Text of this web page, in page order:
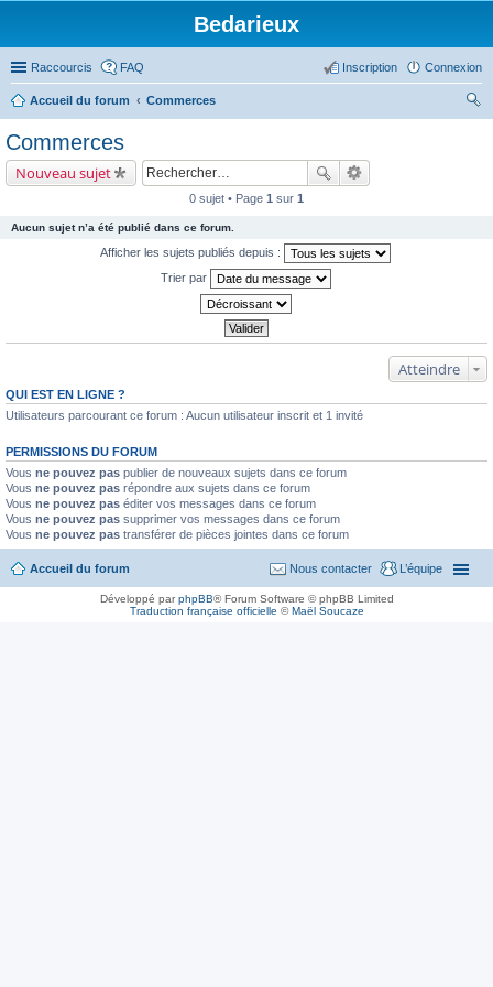
Bedarieux
Raccourcis FAQ Connexion
Inscription
Accueil du forum
Commerces
Commerces
Nouveau sujet
0 sujet • Page 1 sur 1
Aucun sujet n’a été publié dans ce forum.
Afficher les sujets publiés depuis :
Trier par
Atteindre
QUI EST EN LIGNE ?
Utilisateurs parcourant ce forum : Aucun utilisateur inscrit et 1 invité
PERMISSIONS DU FORUM
Vous ne pouvez pas publier de nouveaux sujets dans ce forum
Vous ne pouvez pas répondre aux sujets dans ce forum
Vous ne pouvez pas éditer vos messages dans ce forum
Vous ne pouvez pas supprimer vos messages dans ce forum
Vous ne pouvez pas transférer de pièces jointes dans ce forum
Accueil du forum L’équipe
Nous contacter
Développé parphpBB® Forum Software © phpBB Limited
Traduction française officielle ©Maël Soucaze